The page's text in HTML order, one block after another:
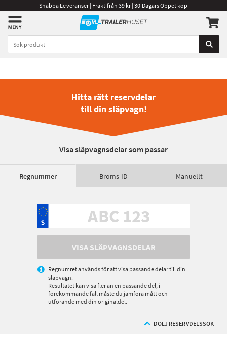
Snabba Leveranser | Frakt från 39 kr | 30 Dagars Öppet köp
Hitta rätt reservdelar
till din släpvagn!
Visa släpvagnsdelar som passar
Regnummer Broms-ID Manuellt
VISA SLÄPVAGNSDELAR
Regnumret används för att visa passande delar till din
släpvagn.
Resultatet kan visa fler än en passande del, i
förekommande fall måste du jämföra mått och
utförande med din originaldel.
DÖLJ RESERVDELSSÖK